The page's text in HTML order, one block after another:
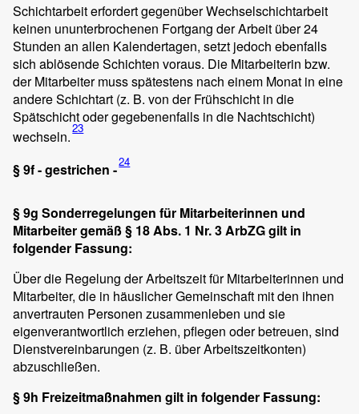
Schichtarbeit erfordert gegenüber Wechselschichtarbeit
keinen ununterbrochenen Fortgang der Arbeit über 24
Stunden an allen Kalendertagen, setzt jedoch ebenfalls
sich ablösende Schichten voraus. Die Mitarbeiterin bzw.
der Mitarbeiter muss spätestens nach einem Monat in eine
andere Schichtart (z. B. von der Frühschicht in die
Spätschicht oder gegebenenfalls in die Nachtschicht)
wechseln.23
§ 9f - gestrichen -24
§ 9g Sonderregelungen für Mitarbeiterinnen und
Mitarbeiter gemäß § 18 Abs. 1 Nr. 3 ArbZG gilt in
folgender Fassung:
Über die Regelung der Arbeitszeit für Mitarbeiterinnen und
Mitarbeiter, die in häuslicher Gemeinschaft mit den ihnen
anvertrauten Personen zusammenleben und sie
eigenverantwortlich erziehen, pflegen oder betreuen, sind
Dienstvereinbarungen (z. B. über Arbeitszeitkonten)
abzuschließen.
§ 9h Freizeitmaßnahmen gilt in folgender Fassung: